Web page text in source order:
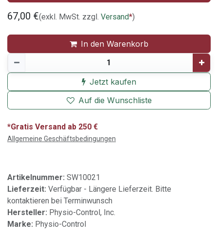
67,00 €(exkl. MwSt. zzgl. Versand*)
In den Warenkorb
Jetzt kaufen
Auf die Wunschliste
*Gratis Versand ab 250 €
Allgemeine Geschäftsbedingungen
Artikelnummer: SW10021
Lieferzeit: Verfügbar - Längere Lieferzeit. Bitte
kontaktieren bei Terminwunsch
Hersteller: Physio-Control, Inc.
Marke: Physio-Control